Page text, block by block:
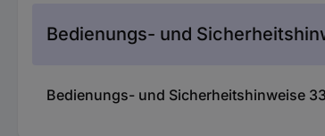
Bedienungs- und
Bedienungs- und Sicherheitshinweise